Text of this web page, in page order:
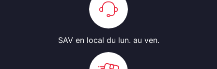
SAV en local du lun. au ven.